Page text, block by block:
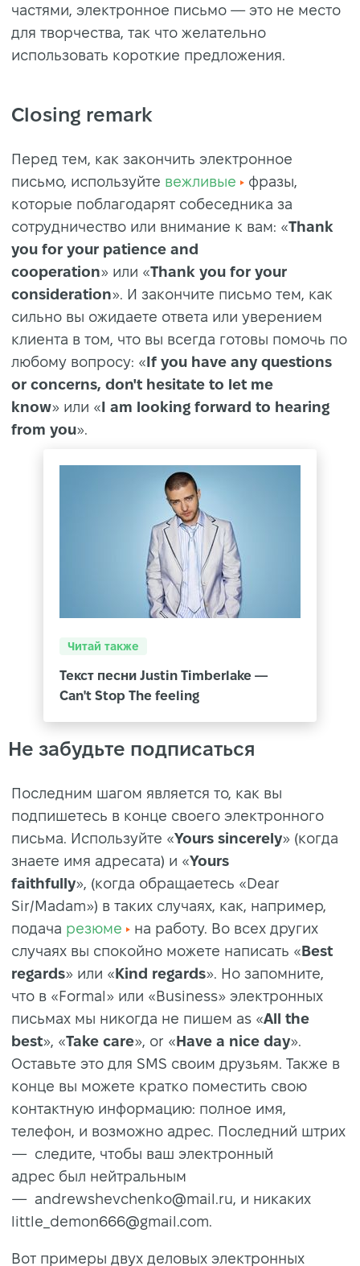
частями, электронное письмо — это не место
для творчества, так что желательно
использовать короткие предложения.
Closing remark
Перед тем, как закончить электронное
письмо, используйте вежливые
фразы,
которые поблагодарят собеседника за
сотрудничество или внимание к вам: «Thank
you for your patience and
cooperation» или «Thank you for your
consideration». И закончите письмо тем, как
сильно вы ожидаете ответа или уверением
клиента в том, что вы всегда готовы помочь по
любому вопросу: «If you have any questions
or concerns, don't hesitate to let me
know» или «I am looking forward to hearing
from you».
Читай также
Текст песни Justin Timberlake —
Can't Stop The feeling
Не забудьте подписаться
Последним шагом является то, как вы
подпишетесь в конце своего электронного
письма. Используйте «Yours sincerely» (когда
знаете имя адресата) и «Yours
faithfully», (когда обращаетесь «Dear
Sir/Madam») в таких случаях, как, например,
подача резюме
на работу. Во всех других
случаях вы спокойно можете написать «Best
regards» или «Kind regards». Но запомните,
что в «Formal» или «Business» электронных
письмах мы никогда не пишем as «All the
best», «Take care», or «Have a nice day».
Оставьте это для SMS своим друзьям. Также в
конце вы можете кратко поместить свою
контактную информацию: полное имя,
телефон, и возможно адрес. Последний штрих
— следите, чтобы ваш электронный
адрес был нейтральным
— andrewshevchenko@mail.ru, и никаких
little_demon666@gmail.com.
Вот примеры двух деловых электронных